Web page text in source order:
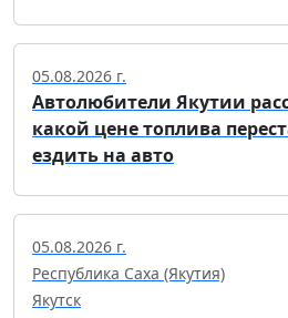
05.08.2026 г.
Автолюбители Якутии
какой цене топлива
ездить на авто
05.08.2026 г.
Республика Саха (Якутия)
Якутск